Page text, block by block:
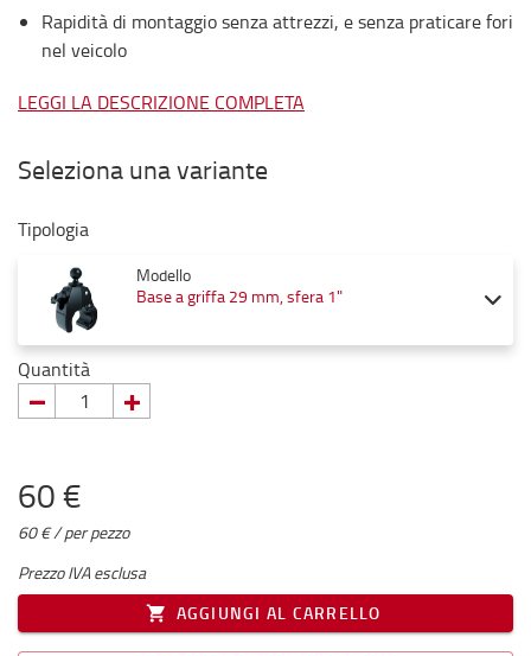
Rapidità di montaggio senza attrezzi, e senza praticare fori
nel veicolo
LEGGI LA DESCRIZIONE COMPLETA
Seleziona una variante
Tipologia
Modello
Base a griffa 29 mm, sfera 1"
Quantità
60 €
60 € / per pezzo
Prezzo IVA esclusa
AGGIUNGI AL CARRELLO